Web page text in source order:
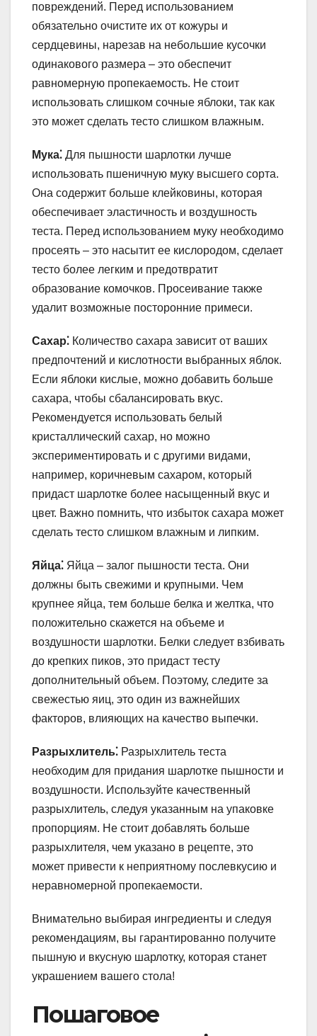
повреждений. Перед использованием
обязательно очистите их от кожуры и
сердцевины, нарезав на небольшие кусочки
одинакового размера – это обеспечит
равномерную пропекаемость. Не стоит
использовать слишком сочные яблоки, так как
это может сделать тесто слишком влажным.
Мука⁚ Для пышности шарлотки лучше
использовать пшеничную муку высшего сорта.
Она содержит больше клейковины, которая
обеспечивает эластичность и воздушность
теста. Перед использованием муку необходимо
просеять – это насытит ее кислородом, сделает
тесто более легким и предотвратит
образование комочков. Просеивание также
удалит возможные посторонние примеси.
Сахар⁚ Количество сахара зависит от ваших
предпочтений и кислотности выбранных яблок.
Если яблоки кислые, можно добавить больше
сахара, чтобы сбалансировать вкус.
Рекомендуется использовать белый
кристаллический сахар, но можно
экспериментировать и с другими видами,
например, коричневым сахаром, который
придаст шарлотке более насыщенный вкус и
цвет. Важно помнить, что избыток сахара может
сделать тесто слишком влажным и липким.
Яйца⁚ Яйца – залог пышности теста. Они
должны быть свежими и крупными. Чем
крупнее яйца, тем больше белка и желтка, что
положительно скажется на объеме и
воздушности шарлотки. Белки следует взбивать
до крепких пиков, это придаст тесту
дополнительный объем. Поэтому, следите за
свежестью яиц, это один из важнейших
факторов, влияющих на качество выпечки.
Разрыхлитель⁚ Разрыхлитель теста
необходим для придания шарлотке пышности и
воздушности. Используйте качественный
разрыхлитель, следуя указанным на упаковке
пропорциям. Не стоит добавлять больше
разрыхлителя, чем указано в рецепте, это
может привести к неприятному послевкусию и
неравномерной пропекаемости.
Внимательно выбирая ингредиенты и следуя
рекомендациям, вы гарантированно получите
пышную и вкусную шарлотку, которая станет
украшением вашего стола!
Пошаговое